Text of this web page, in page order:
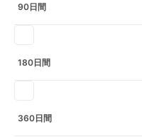
90日間
180日間
360日間